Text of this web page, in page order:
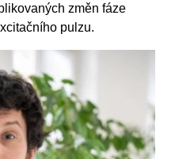
změn fáze
pulzu.